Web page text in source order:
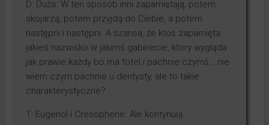
D: Duża. W ten sposób inni zapamiętają, potem
skojarzą, potem przyjdą do Ciebie, a potem
następni i następni. A szansa, że ktoś zapamięta
jakieś nazwisko w jakimś gabinecie, ktory wygląda
jak prawie każdy bo ma fotel i pachnie czymś… nie
wiem czym pachnie u dentysty, ale to takie
charakterystyczne?
T: Eugenol i Cresophene. Ale kontynuuj.